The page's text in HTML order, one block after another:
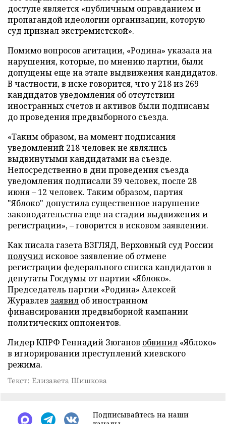
доступе является «публичным оправданием и
пропагандой идеологии организации, которую
суд признал экстремистской».
Помимо вопросов агитации, «Родина» указала на
нарушения, которые, по мнению партии, были
допущены еще на этапе выдвижения кандидатов.
В частности, в иске говорится, что у 218 из 269
кандидатов уведомления об отсутствии
иностранных счетов и активов были подписаны
до проведения предвыборного съезда.
«Таким образом, на момент подписания
уведомлений 218 человек не являлись
выдвинутыми кандидатами на съезде.
Непосредственно в дни проведения съезда
уведомления подписали 39 человек, после 28
июня – 12 человек. Таким образом, партия
"Яблоко" допустила существенное нарушение
законодательства еще на стадии выдвижения и
регистрации», – говорится в исковом заявлении.
Как писала газета ВЗГЛЯД, Верховный суд России
получилисковое заявление об отмене
регистрации федерального списка кандидатов в
депутаты Госдумы от партии «Яблоко».
Председатель партии «Родина» Алексей
Журавлев заявил об иностранном
финансировании предвыборной кампании
политических оппонентов.
Лидер КПРФ Геннадий Зюганов обвинил «Яблоко»
в игнорировании преступлений киевского
режима.
Текст: Елизавета Шишкова
Подписывайтесь на наши